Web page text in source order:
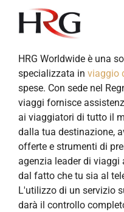
HRG Worldwide è una
specializzata in viaggio
spese. Con sede nel
viaggi fornisce
ai viaggiatori di tutto il
dalla tua destinazione,
offerte e strumenti di
agenzia leader di viaggi
dal fatto che tu sia al
L'utilizzo di un servizio
darà il controllo